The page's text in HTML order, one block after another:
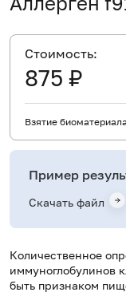
Количественное
иммуноглобулинов
быть признаком
Cтоимость:
875 ₽
Взятие
Пример
Скачать файл